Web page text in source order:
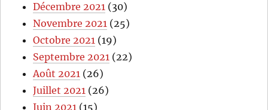
Décembre 2021 (30)
Novembre 2021 (25)
Octobre 2021 (19)
Septembre 2021 (22)
Août 2021 (26)
Juillet 2021 (26)
Juin 2021 (15)